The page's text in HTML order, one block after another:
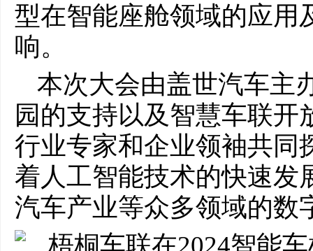
型在智能座舱领域的应用
响。
本次大会由盖世汽车主
园的支持以及智慧车联开
行业专家和企业领袖共同
着人工智能技术的快速发
汽车产业等众多领域的数